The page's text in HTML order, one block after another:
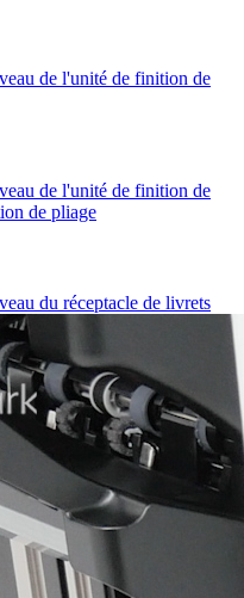
de l'unité de finition de
de l'unité de finition de
de pliage
du réceptacle de livrets